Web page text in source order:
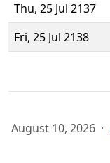
Thu, 25 Jul 2137
Fri, 25 Jul 2138
August 10, 2026